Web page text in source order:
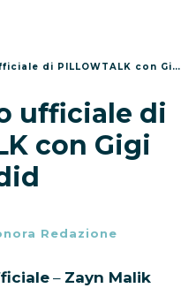
di PILLOWTALK con Gigi Hadid
ufficiale di
con Gigi
Redazione
– Zayn Malik